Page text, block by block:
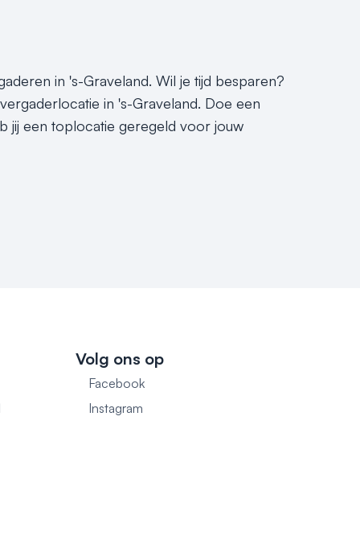
in 's-Graveland. Wil je tijd besparen?
in 's-Graveland. Doe een
jij een toplocatie geregeld voor jouw
Volg ons op
Facebook
Instagram